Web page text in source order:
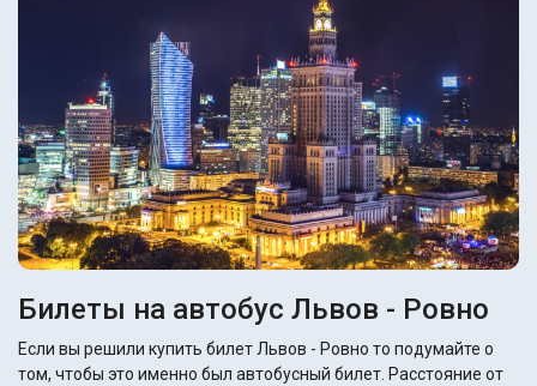
Билеты на автобус Львов - Ровно
Если вы решили купить билет Львов - Ровно то подумайте о
том, чтобы это именно был автобусный билет. Расстояние от